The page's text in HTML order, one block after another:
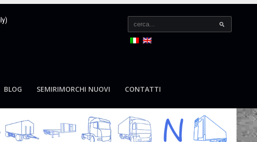
BLOG SEMIRIMORCHI NUOVI CONTATTI